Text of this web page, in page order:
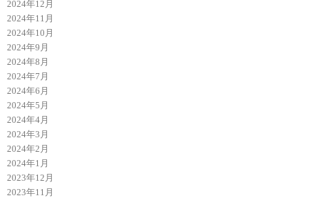
2024年12月
2024年11月
2024年10月
2024年9月
2024年8月
2024年7月
2024年6月
2024年5月
2024年4月
2024年3月
2024年2月
2024年1月
2023年12月
2023年11月